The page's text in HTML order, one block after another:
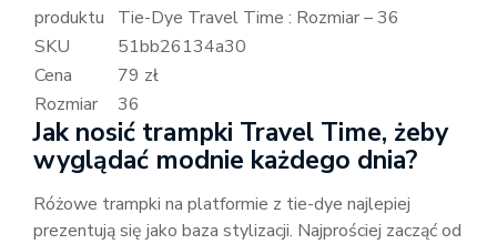
produktu
Tie-Dye Travel Time : Rozmiar – 36
SKU
51bb26134a30
Cena
79 zł
Rozmiar
36
Jak nosić trampki Travel Time, żeby
wyglądać modnie każdego dnia?
Różowe trampki na platformie z tie-dye najlepiej
prezentują się jako baza stylizacji. Najprościej zacząć od